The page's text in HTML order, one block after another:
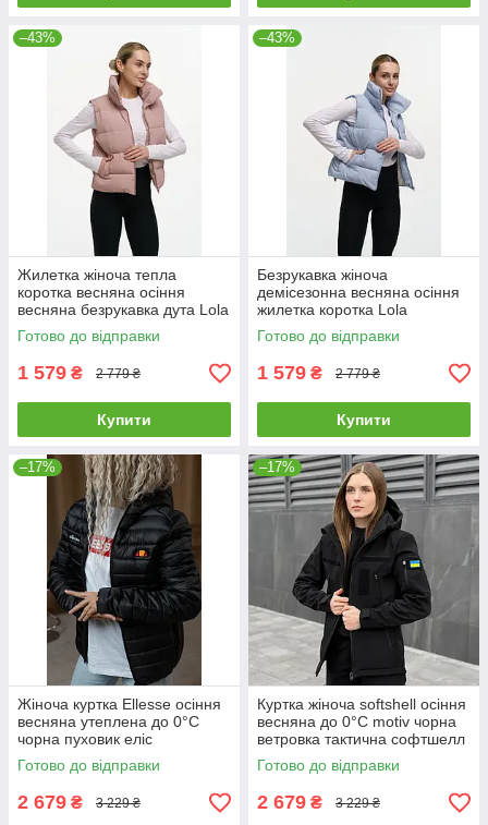
–43%
Жилетка жіноча тепла
коротка весняна осіння
весняна безрукавка дута Lola
пудра
Готово до відправки
1 579 ₴ 2 779 ₴
Купити
–43%
Безрукавка жіноча
демісезонна весняна осіння
жилетка коротка Lola
блакитна
Готово до відправки
1 579 ₴ 2 779 ₴
Купити
–17%
Жіноча куртка Ellesse осіння
весняна утеплена до 0°C
чорна пуховик еліс
Готово до відправки
2 679 ₴ 3 229 ₴
–17%
Куртка жіноча softshell осіння
весняна до 0°C motiv чорна
ветровка тактична софтшелл
на флісі
Готово до відправки
2 679 ₴ 3 229 ₴